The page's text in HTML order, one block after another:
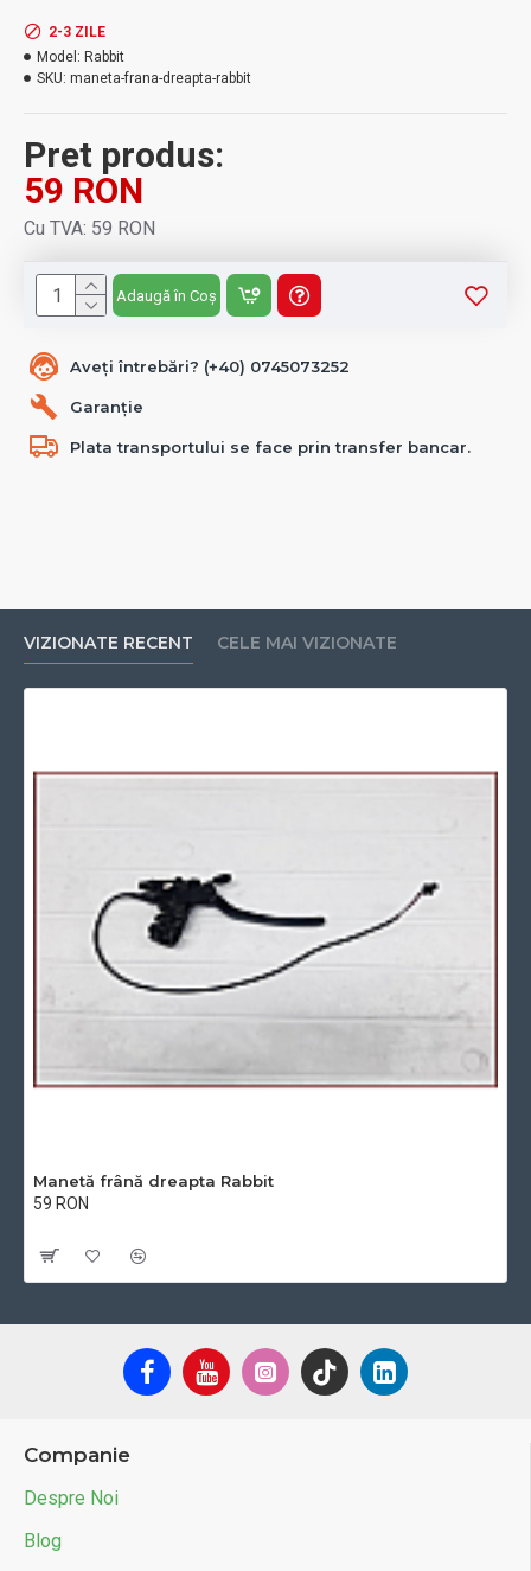
Aveți întrebări? (+40) 0745073252
Garanție
Plata transportului se face prin transfer bancar.
Pret produs:
59 RON
Cu TVA: 59 RON
2-3 ZILE
Model: Rabbit
SKU: maneta-frana-dreapta-rabbit
Adaugă în Coș
VIZIONATE RECENT CELE MAI VIZIONATE
Manetă frână dreapta Rabbit
59 RON
Companie
Despre Noi
Blog